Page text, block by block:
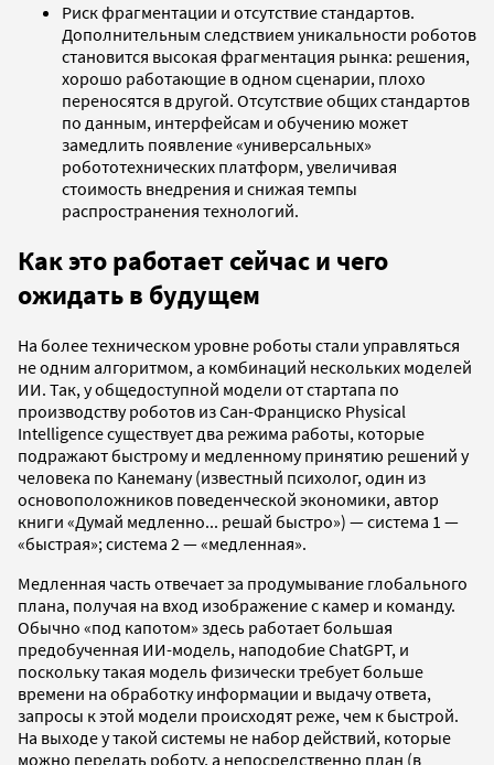
Риск фрагментации и отсутствие стандартов.
Дополнительным следствием уникальности роботов
становится высокая фрагментация рынка: решения,
хорошо работающие в одном сценарии, плохо
переносятся в другой. Отсутствие общих стандартов
по данным, интерфейсам и обучению может
замедлить появление «универсальных»
робототехнических платформ, увеличивая
стоимость внедрения и снижая темпы
распространения технологий.
Как это работает сейчас и чего
ожидать в будущем
На более техническом уровне роботы стали управляться
не одним алгоритмом, а комбинаций нескольких моделей
ИИ. Так, у общедоступной модели от стартапа по
производству роботов из Сан-Франциско Physical
Intelligence существует два режима работы, которые
подражают быстрому и медленному принятию решений у
человека по Канеману (известный психолог, один из
основоположников поведенческой экономики, автор
книги «Думай медленно... решай быстро») — cистема 1 —
«быстрая»; система 2 — «медленная».
Медленная часть отвечает за продумывание глобального
плана, получая на вход изображение с камер и команду.
Обычно «под капотом» здесь работает большая
предобученная ИИ-модель, наподобие ChatGPT, и
поскольку такая модель физически требует больше
времени на обработку информации и выдачу ответа,
запросы к этой модели происходят реже, чем к быстрой.
На выходе у такой системы не набор действий, которые
можно передать роботу, а непосредственно план (в